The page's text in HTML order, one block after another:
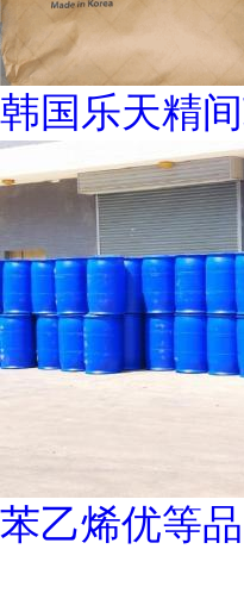
韩国乐天精
苯乙烯优等品